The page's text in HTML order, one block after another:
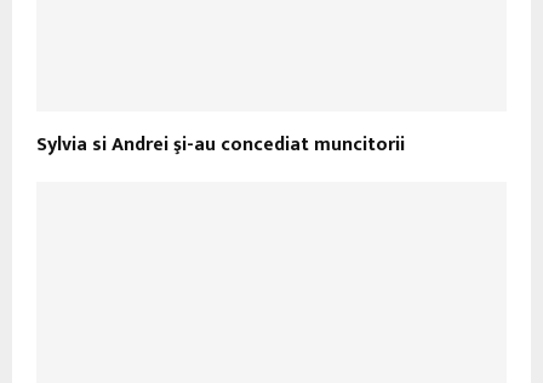
Sylvia si Andrei şi-au concediat muncitorii